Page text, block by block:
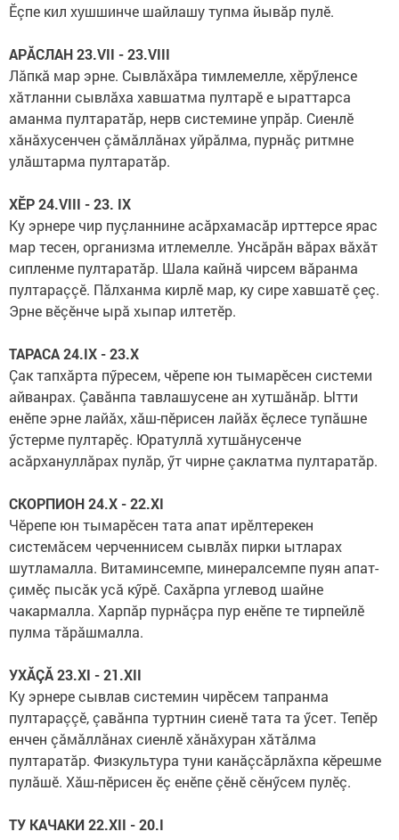
Ӗçпе кил хушшинче шайлашу тупма йывăр пулӗ.
АРĂСЛАН 23.VII - 23.VIII
Лăпкă мар эрне. Сывлăхăра тимлемелле, хӗрӳленсе
хăтланни сывлăха хавшатма пултарӗ е ыраттарса
аманма пултаратăр, нерв системине упрăр. Сиенлӗ
хăнăхусенчен çăмăллăнах уйрăлма, пурнăç ритмне
улăштарма пултаратăр.
ХӖР 24.VIII - 23. IX
Ку эрнере чир пуçланнине асăрхамасăр ирттерсе ярас
мар тесен, организма итлемелле. Унсăрăн вăрах вăхăт
сипленме пултаратăр. Шала кайнă чирсем вăранма
пултараççӗ. Пăлханма кирлӗ мар, ку сире хавшатӗ çеç.
Эрне вӗçӗнче ырă хыпар илтетӗр.
ТАРАСА 24.IX - 23.X
Çак тапхăрта пӳресем, чӗрепе юн тымарӗсен системи
айванрах. Çавăнпа тавлашусене ан хутшăнăр. Ытти
енӗпе эрне лайăх, хăш-пӗрисен лайăх ӗçлесе тупăшне
ӳстерме пултарӗç. Юратуллă хутшăнусенче
асăрхануллăрах пулăр, ӳт чирне çаклатма пултаратăр.
СКОРПИОН 24.X - 22.XI
Чӗрепе юн тымарӗсен тата апат ирӗлтерекен
системăсем черченнисем сывлăх пирки ытларах
шутламалла. Витаминсемпе, минералсемпе пуян апат-
çимӗç пысăк усă кӳрӗ. Сахăрпа углевод шайне
чакармалла. Харпăр пурнăçра пур енӗпе те тирпейлӗ
пулма тăрăшмалла.
УХĂÇĂ 23.XI - 21.XII
Ку эрнере сывлав системин чирӗсем тапранма
пултараççӗ, çавăнпа туртнин сиенӗ тата та ӳсет. Тепӗр
енчен çăмăллăнах сиенлӗ хăнăхуран хăтăлма
пултаратăр. Физкультура туни канăçсăрлăхпа кӗрешме
пулăшӗ. Хăш-пӗрисен ӗç енӗпе çӗнӗ сӗнӳсем пулӗç.
ТУ КАЧАКИ 22.XII - 20.I